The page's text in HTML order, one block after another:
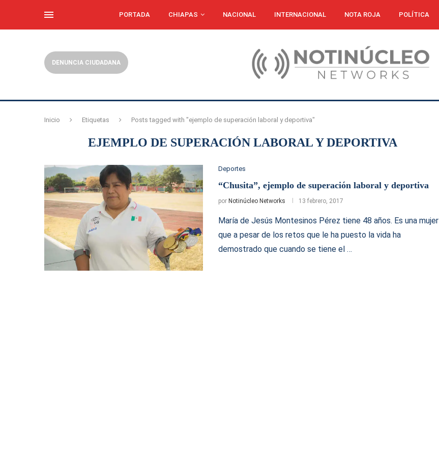
PORTADA CHIAPAS NACIONAL INTERNACIONAL NOTA ROJA POLÍTICA
DENUNCIA CIUDADANA
Inicio Etiquetas Posts tagged with "ejemplo de superación laboral y deportiva"
EJEMPLO DE SUPERACIÓN LABORAL Y DEPORTIVA
Deportes
“Chusita”, ejemplo de superación laboral y deportiva
por Notinúcleo Networks 13 febrero, 2017
María de Jesús Montesinos Pérez tiene 48 años. Es una mujer
que a pesar de los retos que le ha puesto la vida ha
demostrado que cuando se tiene el …